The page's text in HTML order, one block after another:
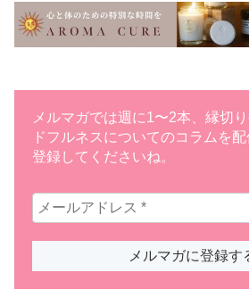
メルマガでは週に1〜2本、縁切
ドフルネスについてのコラムを
登録してくださいね。